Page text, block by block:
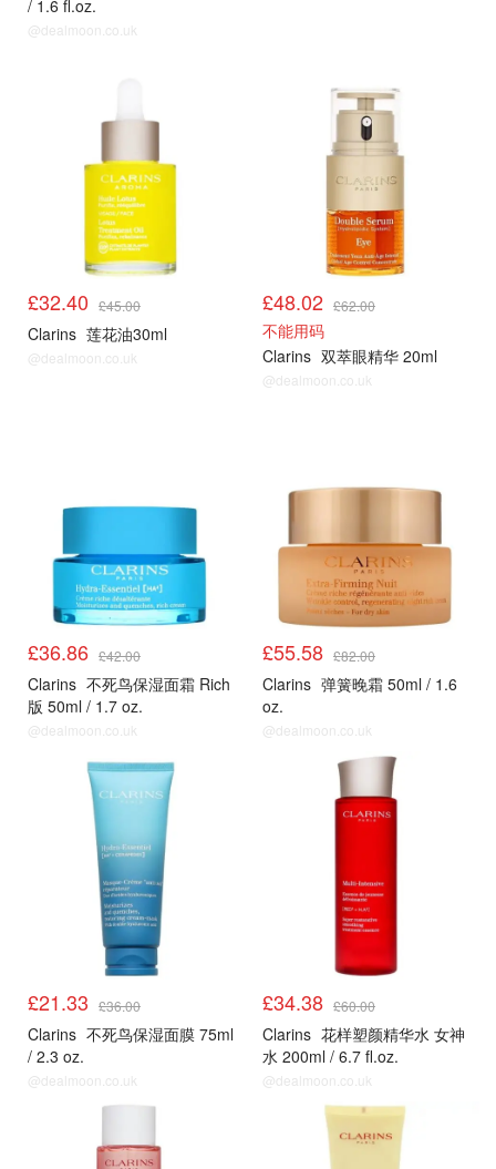
/ 1.6 fl.oz.
@dealmoon.co.uk
£32.40 £45.00
Clarins 莲花油30ml
@dealmoon.co.uk
£48.02 £62.00
不能用码
Clarins 双萃眼精华 20ml
@dealmoon.co.uk
£36.86 £42.00
Clarins 不死鸟保湿面霜 Rich
版 50ml / 1.7 oz.
@dealmoon.co.uk
£55.58 £82.00
Clarins 弹簧晚霜 50ml / 1.6
oz.
@dealmoon.co.uk
£21.33 £36.00
Clarins 不死鸟保湿面膜 75ml
/ 2.3 oz.
@dealmoon.co.uk
£34.38 £60.00
Clarins 花样塑颜精华水 女神
水 200ml / 6.7 fl.oz.
@dealmoon.co.uk